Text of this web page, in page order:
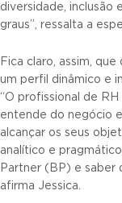
diversidade, inclusão
graus”, ressalta a
Fica claro, assim,
um perfil dinâmico e
“O profissional de
entende do negócio
alcançar os seus
analítico e
Partner (BP) e saber
afirma Jessica.